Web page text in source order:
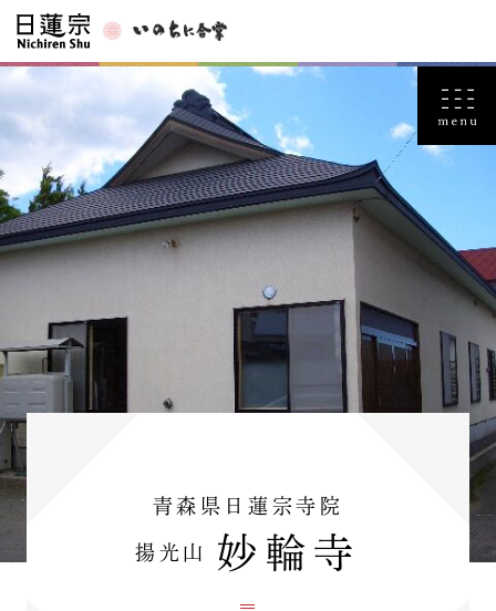
青森県日蓮宗寺院
揚光山 妙輪寺